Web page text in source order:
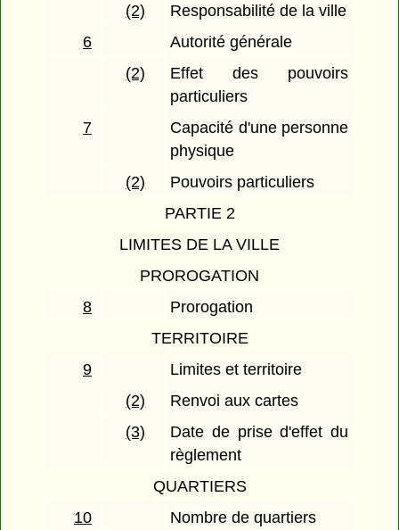
(2)
Responsabilité de la ville
6
Autorité générale
(2)
Effet des pouvoirs
particuliers
7
Capacité d'une personne
physique
(2)
Pouvoirs particuliers
PARTIE 2
LIMITES DE LA VILLE
PROROGATION
8
Prorogation
TERRITOIRE
9
Limites et territoire
(2)
Renvoi aux cartes
(3)
Date de prise d'effet du
règlement
QUARTIERS
10
Nombre de quartiers